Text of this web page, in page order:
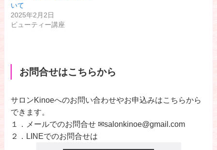
いて
2025年2月2日
ビューティー講座
お問合せはこちらから
サロンKinoeへのお問い合わせやお申込みはこちらから
できます。
１．メールでのお問合せ ✉salonkinoe@gmail.com
２．LINEでのお問合せは